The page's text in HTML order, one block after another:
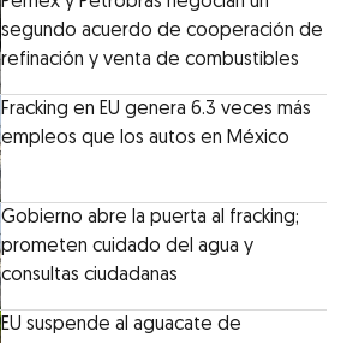
segundo acuerdo de cooperación de
refinación y venta de combustibles
Fracking en EU genera 6.3 veces más
empleos que los autos en México
Gobierno abre la puerta al fracking;
prometen cuidado del agua y
consultas ciudadanas
EU suspende al aguacate de